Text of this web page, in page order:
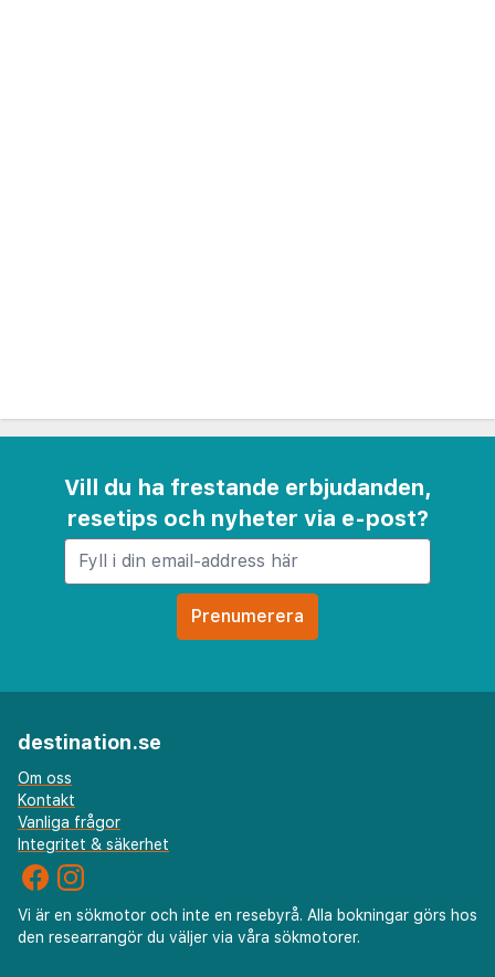
Vill du ha frestande erbjudanden,
resetips och nyheter via e-post?
destination.se
Om oss
Kontakt
Vanliga frågor
Integritet & säkerhet
Vi är en sökmotor och inte en resebyrå. Alla bokningar görs hos
den researrangör du väljer via våra sökmotorer.